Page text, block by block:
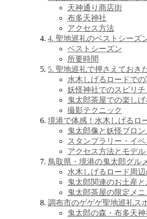
天神通り商店街
布多天神社
アクセス方法
4. 聖地巡礼のベストシーズ
ベストシーズン
所要時間
5. 聖地巡礼で押さえておき
水木しげるロードで
妖怪神社でのスピリ
鬼太郎茶屋での楽し
撮影テクニック
境港で体感！水木しげるロ
鬼太郎像と妖怪ブロ
スタンプラリー・イ
アクセス方法とモデル
鳥取県・境港の鬼太郎グル
水木しげるロード周
鬼太郎関連のお土産
鬼太郎茶屋の限定メ
調布市のゲゲゲ聖地巡礼ス
鬼太郎の森・布多天